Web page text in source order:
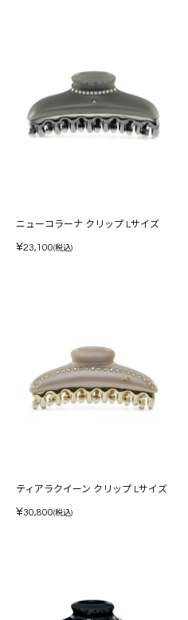
ニューコラーナ クリップ Lサイズ
¥23,100(税込)
ティアラクイーン クリップ Lサイズ
¥30,800(税込)